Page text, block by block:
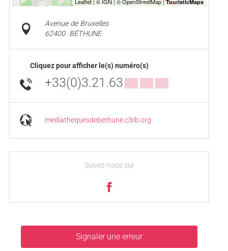
Avenue de Bruxelles
62400 BÉTHUNE
Cliquez pour afficher le(s) numéro(s)
+33(0)3.21.63▒▒ ▒▒ ▒▒
mediathequesdebethune.c3rb.org
Suivez-nous sur
Signaler une erreur